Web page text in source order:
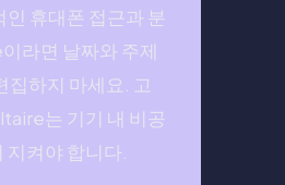
휴대폰 접근과 분
라면 날짜와 주제
집하지 마세요. 고
는 기기 내 비공
켜야 합니다.